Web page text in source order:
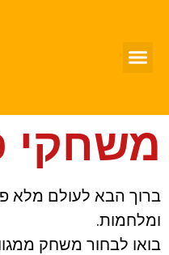
משחקי
ברוך הבא לעולם מלא
ומלחמות.
בואו לבחור משחק